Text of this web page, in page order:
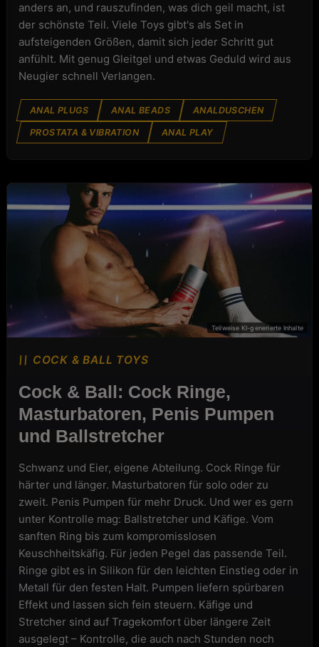
anders an, und rauszufinden, was dich geil macht, ist
der schönste Teil. Viele Toys gibt's als Set in
aufsteigenden Größen, damit sich jeder Schritt gut
anfühlt. Mit genug Gleitgel und etwas Geduld wird aus
Neugier schnell Verlangen.
ANAL PLUGS ANAL BEADS ANALDUSCHEN
PROSTATA & VIBRATION ANAL PLAY
COCK & BALL TOYS
COCK & BALL TOYS
Cock & Ball: Cock Ringe,
Masturbatoren, Penis Pumpen
und Ballstretcher
Schwanz und Eier, eigene Abteilung. Cock Ringe für
härter und länger. Masturbatoren für solo oder zu
zweit. Penis Pumpen für mehr Druck. Und wer es gern
unter Kontrolle mag: Ballstretcher und Käfige. Vom
sanften Ring bis zum kompromisslosen
Keuschheitskäfig. Für jeden Pegel das passende Teil.
Ringe gibt es in Silikon für den leichten Einstieg oder in
Metall für den festen Halt. Pumpen liefern spürbaren
Effekt und lassen sich fein steuern. Käfige und
Stretcher sind auf Tragekomfort über längere Zeit
ausgelegt – Kontrolle, die auch nach Stunden noch